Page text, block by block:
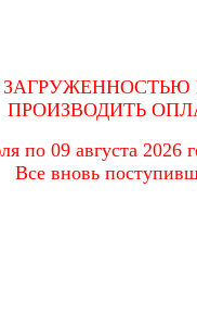
ПРОИЗВОДИТЬ
09 августа 2026
Все вновь